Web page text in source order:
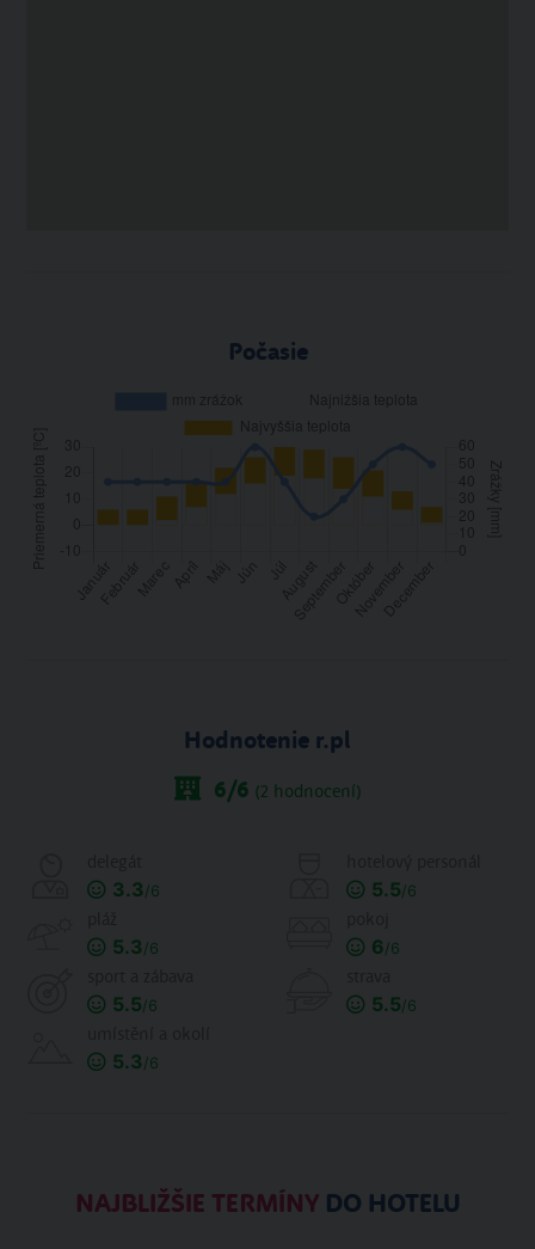
Počasie
Hodnotenie r.pl
6/6 (2 hodnocení)
3.3/6 5.5/6
5.3/6 6/6
5.5/6 5.5/6
5.3/6
NAJBLIŽŠIE TERMÍNYDO HOTELU